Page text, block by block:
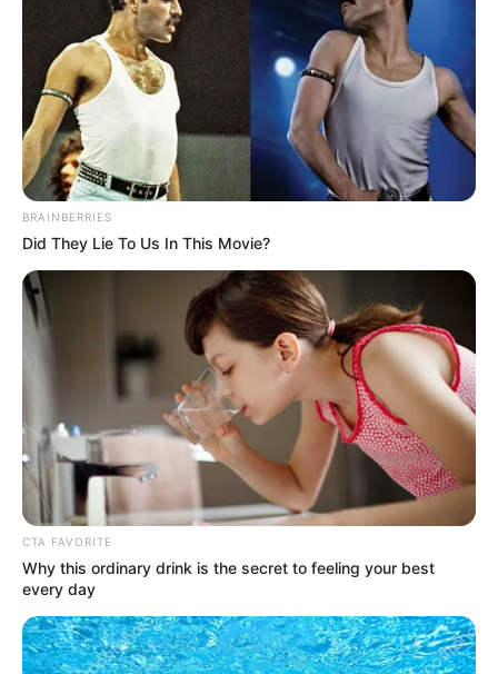
CORABASTOS
Precios en Corabastos hoy
27 de julio de 2026:
alimentos que más
bajaron este lunes
Compre barato y
directamente desde el
campo: mercados
campesinos en Bogotá
este fin de semana
CORABASTOS
Corabastos cumple 54
años con buenas noticias:
Bajaron los precios de 7
CORABASTOS
Precios en Corabastos hoy
BRAINBERRIES
Did They Lie To Us In This Movie?
CTA FAVORITE
Why this ordinary drink is the secret to feeling your best
every day